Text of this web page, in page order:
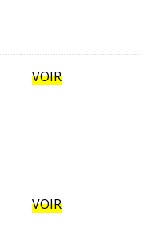
VOIR
VOIR